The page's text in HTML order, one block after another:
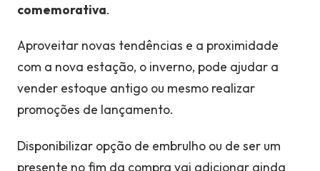
comemorativa.
Aproveitar novas tendências e a proximidade
com a nova estação, o inverno, pode ajudar a
vender estoque antigo ou mesmo realizar
promoções de lançamento.
Disponibilizar opção de embrulho ou de ser um
presente no fim da compra vai adicionar ainda